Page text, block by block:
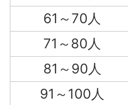
61～70人
71～80人
81～90人
91～100人